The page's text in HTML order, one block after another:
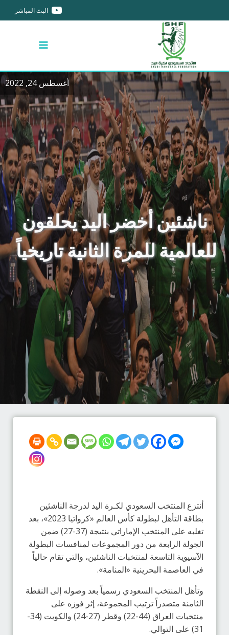
البث المباشر
أغسطس 24, 2022
ناشئين أخضر اليد يحلقون
للعالمية للمرة الثانية تاريخياً
أنتزع المنتخب السعودي لكـرة اليد لدرجة الناشئين
بطاقة التأهل لبطولة كأس العالم «كرواتيا 2023»، بعد
تغلبه على المنتخب الإماراتي بنتيجة (37-27) ضمن
الجولة الرابعة من دور المجموعات لمنافسات البطولة
الآسيوية التاسعة لمنتخبات الناشئين، والتي تقام حالياً
في العاصمة البحرينية «المنامة».
وتأهل المنتخب السعودي رسمياً بعد وصوله إلى النقطة
الثامنة متصدراً ترتيب المجموعة، إثر فوزه على
منتخبات العراق (44-22) وقطر (27-24) والكويت (34-
31) على التوالي.